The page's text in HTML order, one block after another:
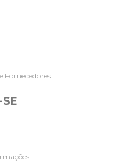
Fornecedores